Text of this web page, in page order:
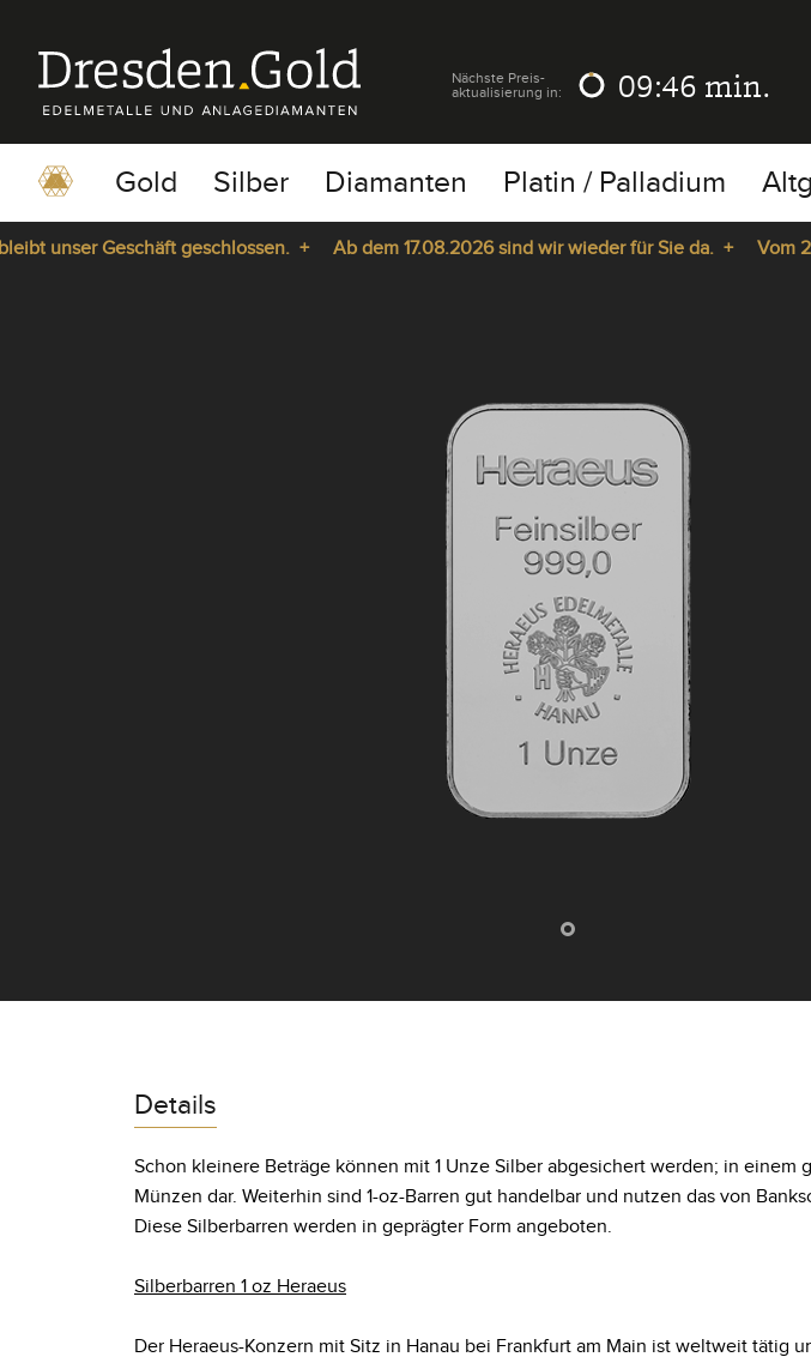
Nächste Preis-
aktualisierung in:
09:46 min.
Gold Silber Diamanten Platin / Palladium
unser Geschäft geschlossen. + Ab dem 17.08.2026 sind wir wieder für Sie da. + Vom
Details
Schon kleinere Beträge können mit 1 Unze Silber abgesichert werden; in
Münzen dar. Weiterhin sind 1-oz-Barren gut handelbar und nutzen das von
Diese Silberbarren werden in geprägter Form angeboten.
Silberbarren 1 oz Heraeus
Der Heraeus-Konzern mit Sitz in Hanau bei Frankfurt am Main ist weltweit tätig